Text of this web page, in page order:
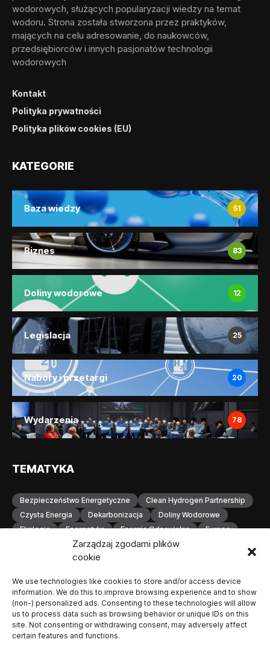
Zarządzaj zgodami plików
cookie
We use technologies like cookies to store and/or access device
information. We do this to improve browsing experience and to show
(non-) personalized ads. Consenting to these technologies will allow
us to process data such as browsing behavior or unique IDs on this
site. Not consenting or withdrawing consent, may adversely affect
certain features and functions.
wodorowych, służących popularyzacji wiedzy na temat
wodoru. Strona została stworzona przez praktyków,
mających na celu adresowanie, do naukowców,
przedsiębiorców i innych pasjonatów technologii
wodorowych
Kontakt
Polityka prywatności
Polityka plików cookies (EU)
KATEGORIE
Baza wiedzy 51
Biznes 83
Doliny wodorowe 12
Legislacja 25
Nabory i przetargi 20
Wydarzenia 78
TEMATYKA
Bezpieczeństwo Energetyczne
Clean Hydrogen Partnership
Czysta Energia
Dekarbonizacja
Doliny Wodorowe
Ekologia
Energetyka Energia Odnawialna
Europa
Gospodarka Wodorowa
H2
Hydrogen Europe
Infrastruktura Wodorowa
Magazynowanie Energii
Magazynowanie Wodoru
Małopolska
Neutralność Klimatyczna
Odnawialne Źródła Energii
Ogniwa Paliwowe
Orlen
OZE
Polska Produkcja Wodoru
Przemysł